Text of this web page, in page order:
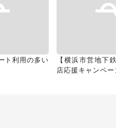
ト利用の多い
【横浜市営地下
店応援キャンペ